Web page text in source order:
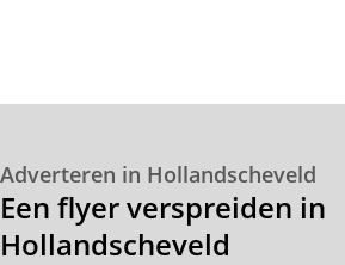
Adverteren in Hollandscheveld
Een flyer verspreiden in
Hollandscheveld